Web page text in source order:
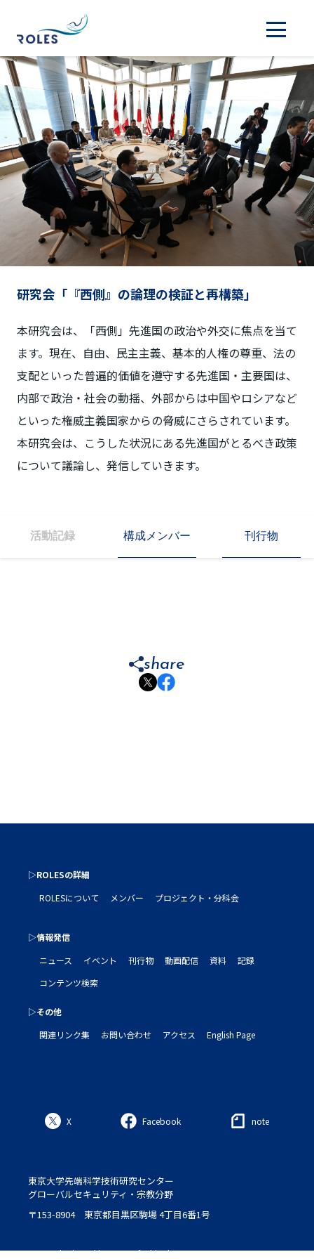
研究会「『西側』の論理の検証と再構築」
本研究会は、「西側」先進国の政治や外交に焦点を当て
ます。現在、自由、民主主義、基本的人権の尊重、法の
支配といった普遍的価値を遵守する先進国・主要国は、
内部で政治・社会の動揺、外部からは中国やロシアなど
といった権威主義国家からの脅威にさらされています。
本研究会は、こうした状況にある先進国がとるべき政策
について議論し、発信していきます。
活動記録 構成メンバー 刊行物
share
▷ROLESの詳細
ROLESについて
メンバー プロジェクト・分科会
▷情報発信
ニュース
イベント 刊行物 動画配信 資料
記録
コンテンツ検索
▷その他
関連リンク集
お問い合わせ アクセス English Page
X Facebook note
東京大学先端科学技術研究センター
グローバルセキュリティ・宗教分野
〒153-8904 東京都目黒区駒場 4丁目6番1号
Logo : designed by Setsu＆Shinobu Ito